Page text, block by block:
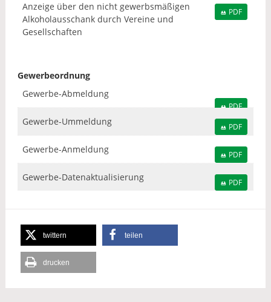
Anzeige über den nicht gewerbsmäßigen
Alkoholausschank durch Vereine und
Gesellschaften
PDF
Gewerbeordnung
Gewerbe-Abmeldung
PDF
Gewerbe-Ummeldung PDF
Gewerbe-Anmeldung PDF
Gewerbe-Datenaktualisierung PDF
twittern teilen
drucken